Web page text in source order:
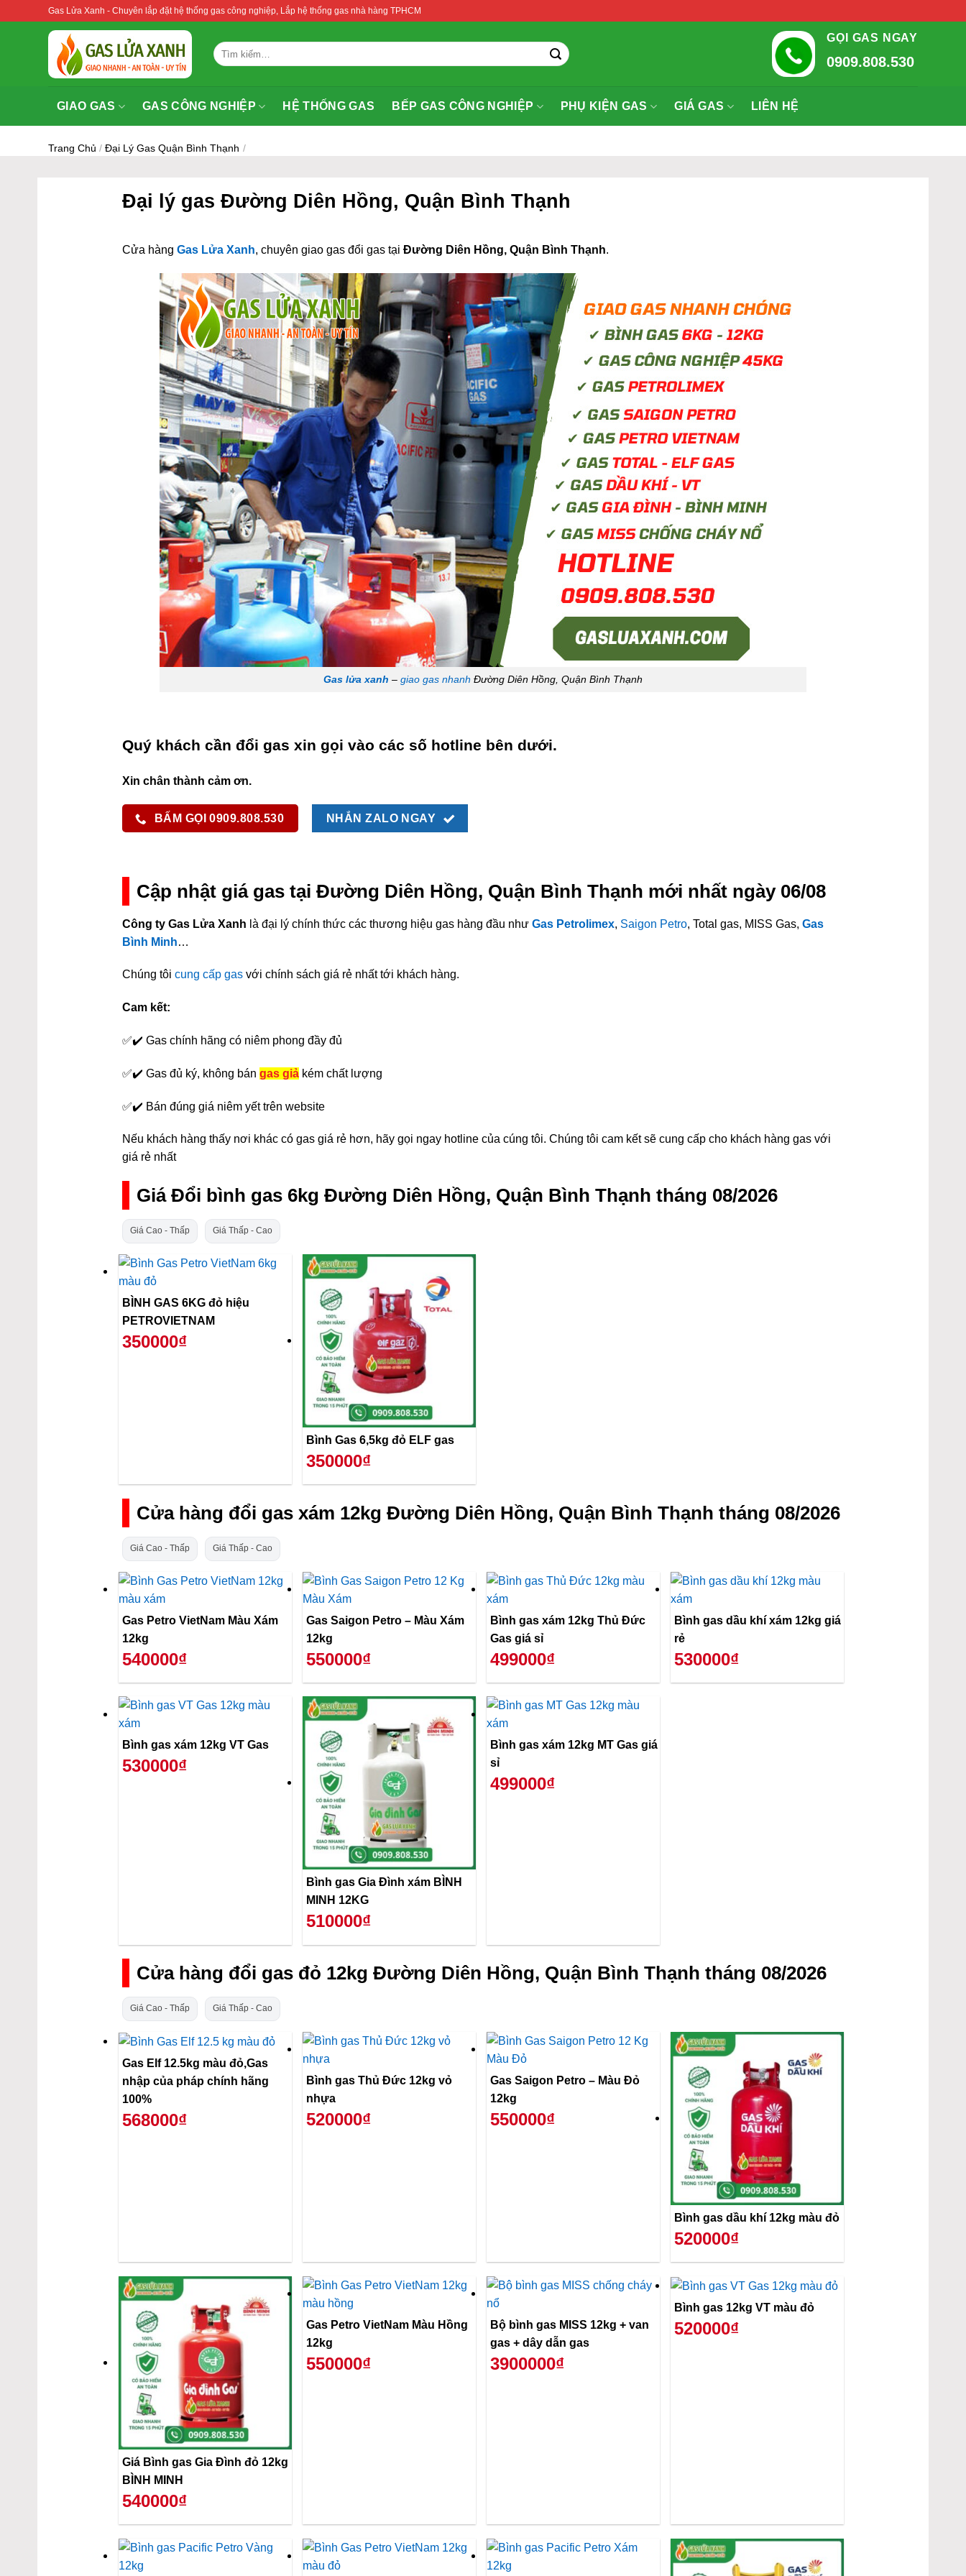
Gas Lửa Xanh - Chuyên lắp đặt hệ thống gas công nghiệp, Lắp hệ thống gas nhà hàng TPHCM
Tìm
kiếm:
GỌI GAS NGAY
0909.808.530
GIAO GAS GAS CÔNG NGHIỆP HỆ THỐNG GAS BẾP GAS CÔNG NGHIỆP PHỤ KIỆN GAS GIÁ GAS LIÊN HỆ
Trang Chủ / Đại Lý Gas Quận Bình Thạnh /
Đại lý gas Đường Diên Hồng, Quận Bình Thạnh
Cửa hàngGas Lửa Xanh, chuyên giao gas đổi gas tạiĐường Diên Hồng, Quận Bình Thạnh.
Gas lửa xanh – giao gas nhanh Đường Diên Hồng, Quận Bình Thạnh
Quý khách cần đổi gas xin gọi vào các số hotline bên dưới.
Xin chân thành cảm ơn.
BẤM GỌI 0909.808.530 NHẮN ZALO NGAY
Cập nhật giá gas tại Đường Diên Hồng, Quận Bình Thạnh mới nhất ngày 06/08
Công ty Gas Lửa Xanh là đại lý chính thức các thương hiệu gas hàng đầu nhưGas Petrolimex, Saigon Petro, Total gas, MISS Gas,Gas
Bình Minh…
Chúng tôicung cấp gas với chính sách giá rẻ nhất tới khách hàng.
Cam kết:
✅✔️ Gas chính hãng có niêm phong đầy đủ
✅✔️ Gas đủ ký, không bángas giả kém chất lượng
✅✔️ Bán đúng giá niêm yết trên website
Nếu khách hàng thấy nơi khác có gas giá rẻ hơn, hãy gọi ngay hotline của cúng tôi. Chúng tôi cam kết sẽ cung cấp cho khách hàng gas với
giá rẻ nhất
Giá Đổi bình gas 6kg Đường Diên Hồng, Quận Bình Thạnh tháng 08/2026
Giá Cao - Thấp Giá Thấp - Cao
BÌNH GAS 6KG đỏ hiệu
PETROVIETNAM
350000₫
Bình Gas 6,5kg đỏ ELF gas
350000₫
Cửa hàng đổi gas xám 12kg Đường Diên Hồng, Quận Bình Thạnh tháng 08/2026
Giá Cao - Thấp Giá Thấp - Cao
Gas Petro VietNam Màu Xám
12kg
540000₫
Gas Saigon Petro – Màu Xám
12kg
550000₫
Bình gas xám 12kg Thủ Đức
Gas giá sỉ
499000₫
Bình gas dầu khí xám 12kg giá
rẻ
530000₫
Bình gas xám 12kg VT Gas
530000₫
Bình gas Gia Đình xám BÌNH
MINH 12KG
510000₫
Bình gas xám 12kg MT Gas giá
sỉ
499000₫
Cửa hàng đổi gas đỏ 12kg Đường Diên Hồng, Quận Bình Thạnh tháng 08/2026
Giá Cao - Thấp Giá Thấp - Cao
Gas Elf 12.5kg màu đỏ,Gas
nhập của pháp chính hãng
100%
568000₫
Bình gas Thủ Đức 12kg vỏ
nhựa
520000₫
Gas Saigon Petro – Màu Đỏ
12kg
550000₫
Bình gas dầu khí 12kg màu đỏ
520000₫
Giá Bình gas Gia Đình đỏ 12kg
BÌNH MINH
540000₫
Gas Petro VietNam Màu Hồng
12kg
550000₫
Bộ bình gas MISS 12kg + van
gas + dây dẫn gas
3900000₫
Bình gas 12kg VT màu đỏ
520000₫